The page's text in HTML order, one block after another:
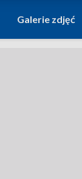
Galerie zdjęć